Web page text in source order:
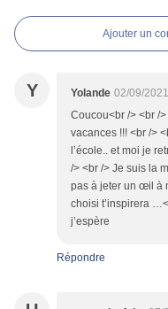
Ajouter un
Y Yolande 02/09/
Coucou<br /> <br /
vacances !!! <br />
l’école.. et moi je
/> <br /> Je suis la
pas à jeter un œil à
choisi t’inspirera
j’espère
Répondre